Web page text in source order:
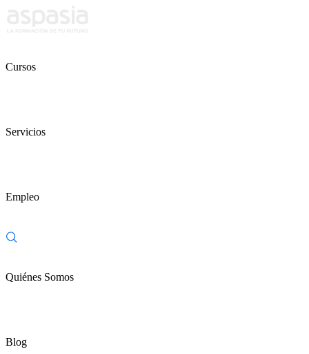
Cursos
Servicios
Empleo
Quiénes Somos
Blog